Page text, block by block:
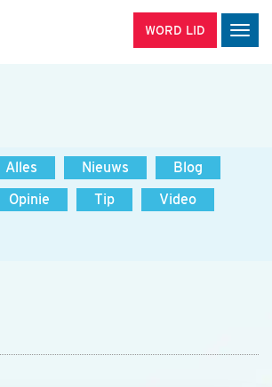
WORD LID
Alles Nieuws
Blog
Opinie Tip
Video